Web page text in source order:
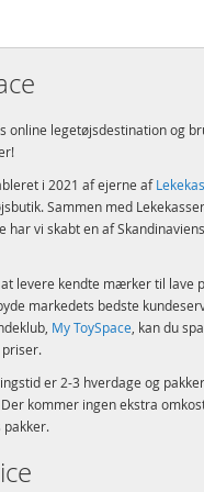
online legetøjsdestination og
i 2021 af ejerne af
Sammen med
har vi skabt en af
levere kendte mærker til lave
markedets bedste
My ToySpace, kan du
er 2-3 hverdage og
kommer ingen ekstra
pakker.